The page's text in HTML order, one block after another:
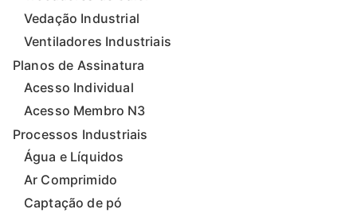
Vedação Industrial
Ventiladores Industriais
Planos de Assinatura
Acesso Individual
Acesso Membro N3
Processos Industriais
Água e Líquidos
Ar Comprimido
Captação de pó